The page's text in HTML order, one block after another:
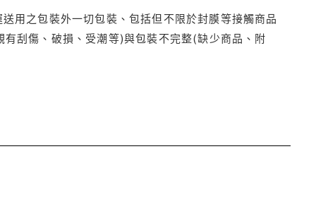
用之包裝外一切包裝、包括但不限於封膜等接觸商品
刮傷、破損、受潮等)與包裝不完整(缺少商品、附